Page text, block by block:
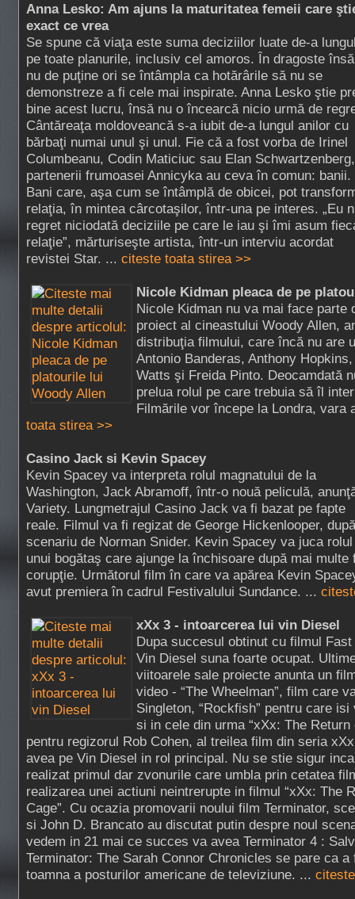
Anna Lesko: Am ajuns la maturitatea femeii care
exact ce vrea
Se spune că viaţa este suma deciziilor luate de-a
pe toate planurile, inclusiv cel amoros. În dragoste
nu de puţine ori se întâmpla ca hotărârile să nu se
demonstreze a fi cele mai inspirate. Anna Lesko ştie
bine acest lucru, însă nu o încearcă nicio urmă de
Cântăreaţa moldoveancă s-a iubit de-a lungul anilor cu
bărbaţi numai unul şi unul. Fie că a fost vorba de Irinel
Columbeanu, Codin Maticiuc sau Elan Schwartzenberg,
partenerii frumoasei Annicyka au ceva în comun: banii.
Bani care, aşa cum se întâmplă de obicei, pot
relaţia, în mintea cârcotaşilor, într-una pe interes. „Eu
regret niciodată deciziile pe care le iau şi îmi asum
relaţie”, mărturiseşte artista, într-un interviu acordat
revistei Star. ... citeste toata stirea >>
Nicole Kidman pleaca de pe
Nicole Kidman nu va mai face parte
proiect al cineastului Woody Allen,
distribuţia filmului, care încă nu are
Antonio Banderas, Anthony
Watts şi Freida Pinto. Deocamdată
prelua rolul pe care trebuia să îl
Filmările vor începe la Londra, vara
toata stirea >>
Casino Jack si Kevin Spacey
Kevin Spacey va interpreta rolul magnatului de la
Washington, Jack Abramoff, într-o nouă peliculă,
Variety. Lungmetrajul Casino Jack va fi bazat pe fapte
reale. Filmul va fi regizat de George Hickenlooper,
scenariu de Norman Snider. Kevin Spacey va juca rolul
unui bogătaş care ajunge la închisoare după mai multe
corupţie. Următorul film în care va apărea Kevin
avut premiera în cadrul Festivalului Sundance. ...
xXx 3 - intoarcerea lui vin Diesel
Dupa succesul obtinut cu filmul
Vin Diesel suna foarte ocupat.
viitoarele sale proiecte anunta un
video - “The Wheelman”, film care
Singleton, “Rockfish” pentru care
si in cele din urma “xXx: The Return
pentru regizorul Rob Cohen, al treilea film din seria
avea pe Vin Diesel in rol principal. Nu se stie sigur
realizat primul dar zvonurile care umbla prin cetatea
realizarea unei actiuni neintrerupte in filmul “xXx: The
Cage”. Cu ocazia promovarii noului film Terminator,
si John D. Brancato au discutat putin despre noul
vedem in 21 mai ce succes va avea Terminator 4 :
Terminator: The Sarah Connor Chronicles se pare ca
toamna a posturilor americane de televiziune. ...